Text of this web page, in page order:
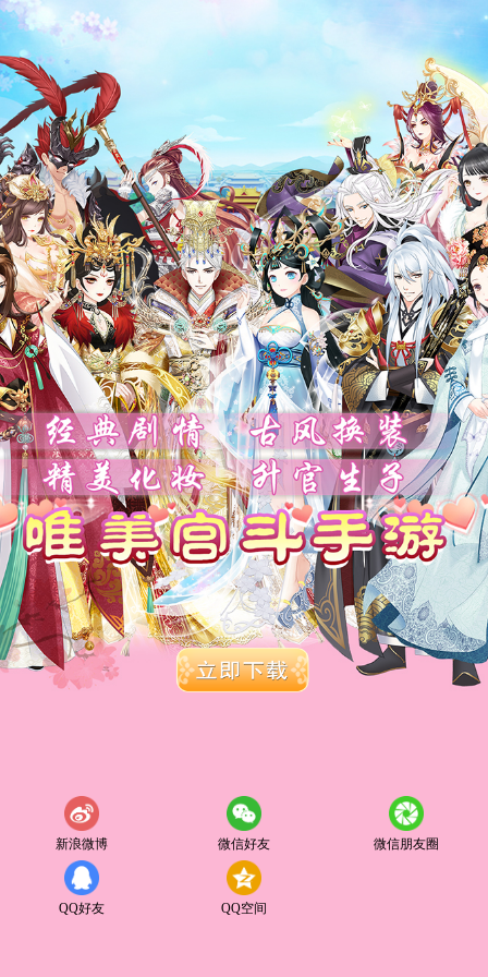
新浪微博 微信好友 微信朋友圈
QQ好友 QQ空间